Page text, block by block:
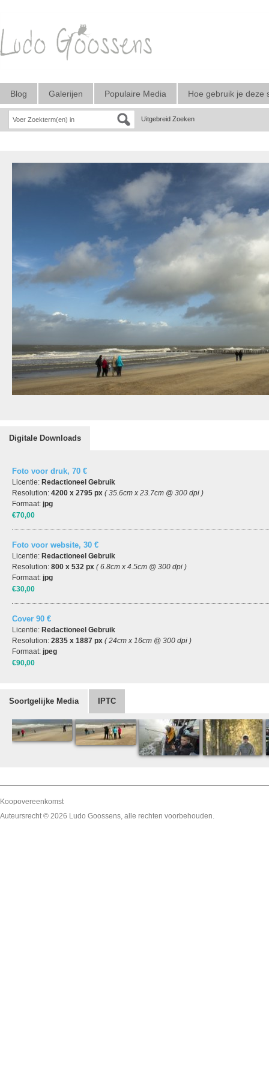
Blog Galerijen Populaire Media Hoe gebruik je deze
Uitgebreid Zoeken
Digitale Downloads
Foto voor druk, 70 €
Licentie: Redactioneel Gebruik
Resolution: 4200 x 2795 px ( 35.6cm x 23.7cm @ 300 dpi )
Formaat: jpg
€70,00
Foto voor website, 30 €
Licentie: Redactioneel Gebruik
Resolution: 800 x 532 px ( 6.8cm x 4.5cm @ 300 dpi )
Formaat: jpg
€30,00
Cover 90 €
Licentie: Redactioneel Gebruik
Resolution: 2835 x 1887 px ( 24cm x 16cm @ 300 dpi )
Formaat: jpeg
€90,00
Soortgelijke Media IPTC
Koopovereenkomst
Auteursrecht © 2026 Ludo Goossens, alle rechten voorbehouden.